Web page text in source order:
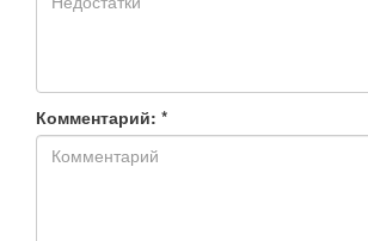
Комментарий: *